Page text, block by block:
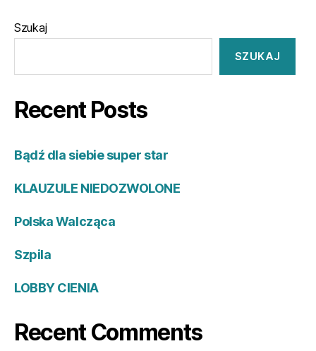
Szukaj
SZUKAJ
Recent Posts
Bądź dla siebie super star
KLAUZULE NIEDOZWOLONE
Polska Walcząca
Szpila
LOBBY CIENIA
Recent Comments